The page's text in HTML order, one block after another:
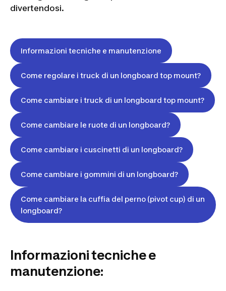
divertendosi.
Informazioni tecniche e manutenzione
Come regolare i truck di un longboard top mount?
Come cambiare i truck di un longboard top mount?
Come cambiare le ruote di un longboard?
Come cambiare i cuscinetti di un longboard?
Come cambiare i gommini di un longboard?
Come cambiare la cuffia del perno (pivot cup) di un
longboard?
Informazioni tecniche e
manutenzione: